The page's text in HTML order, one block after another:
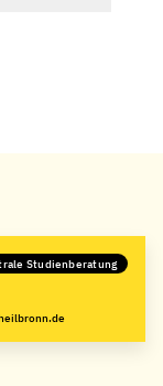
Studienberatung